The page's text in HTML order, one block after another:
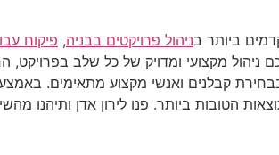
ביותר בניהול פרויקטים בבניה, פיקוח
ניהול מקצועי ומדויק של כל שלב
בבחירת קבלנים ואנשי מקצוע מתאימים.
הטובות ביותר. פנו לירון אדן ותיהנו